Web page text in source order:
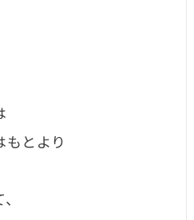
もとより